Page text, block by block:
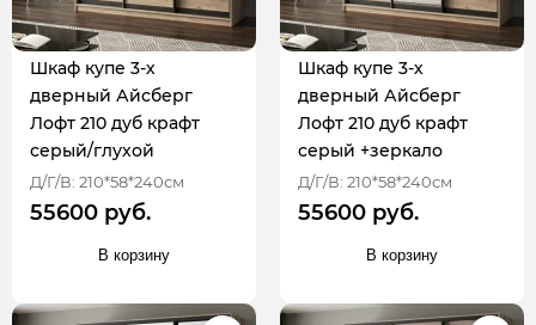
Шкаф купе 3-х
дверный Айсберг
Лофт 210 дуб крафт
серый/глухой
Д/Г/В: 210*58*240см
55600 руб.
В корзину
Шкаф купе 3-х
дверный Айсберг
Лофт 210 дуб крафт
серый +зеркало
Д/Г/В: 210*58*240см
55600 руб.
В корзину